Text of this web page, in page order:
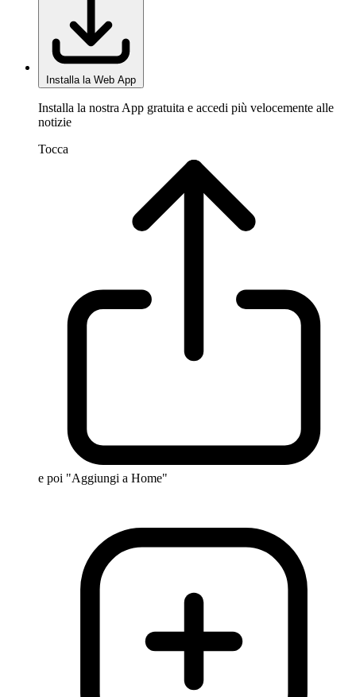
Installa la Web App
Installa la nostra App gratuita e accedi più velocemente alle
notizie
Tocca
e poi "Aggiungi a Home"